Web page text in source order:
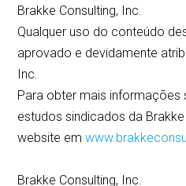
Brakke Consulting, Inc.
Qualquer uso do conteúdo
aprovado e devidamente
Inc.
Para obter mais informações
estudos sindicados da
website em
Brakke Consulting, Inc.